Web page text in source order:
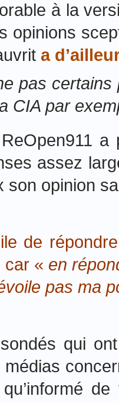
à la
opinions
a
pas
CIA par
ReOpen911
assez
son opinion
de
car « en
pas ma
qui